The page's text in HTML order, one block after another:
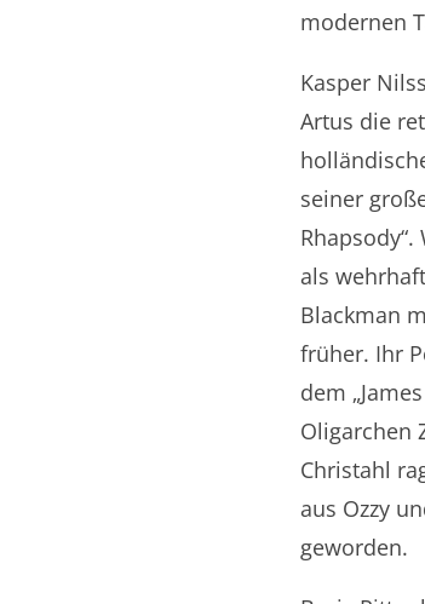
modernen
Kasper
Artus die
seiner
als
Blackman
früher. Ihr
dem
Oligarchen
Christahl
aus Ozzy
geworden.